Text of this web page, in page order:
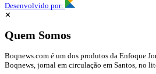
Desenvolvido por:
✕
Quem Somos
Boqnews.com é um dos produtos da Enfoque
Boqnews, jornal em circulação em Santos, no